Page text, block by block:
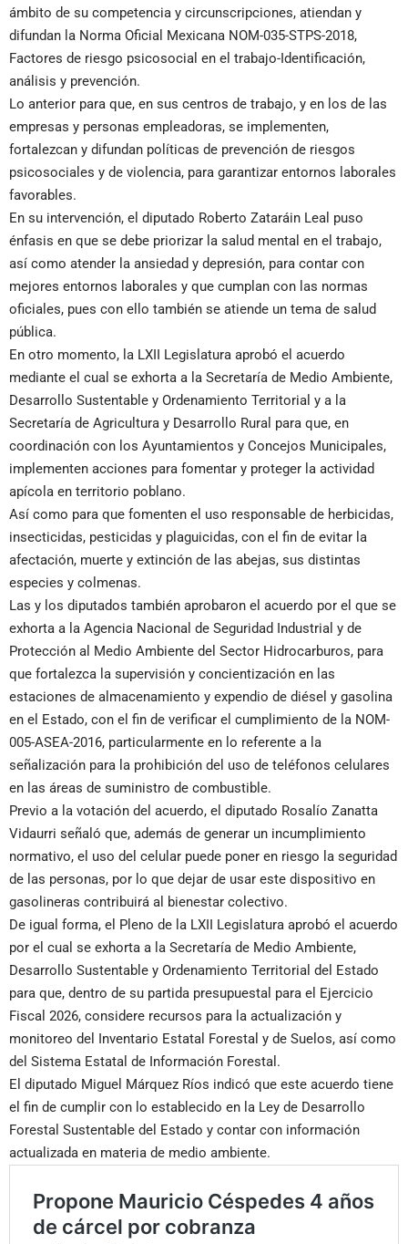
ámbito de su competencia y circunscripciones, atiendan y
difundan la Norma Oficial Mexicana NOM-035-STPS-2018,
Factores de riesgo psicosocial en el trabajo-Identificación,
análisis y prevención.
Lo anterior para que, en sus centros de trabajo, y en los de las
empresas y personas empleadoras, se implementen,
fortalezcan y difundan políticas de prevención de riesgos
psicosociales y de violencia, para garantizar entornos laborales
favorables.
En su intervención, el diputado Roberto Zataráin Leal puso
énfasis en que se debe priorizar la salud mental en el trabajo,
así como atender la ansiedad y depresión, para contar con
mejores entornos laborales y que cumplan con las normas
oficiales, pues con ello también se atiende un tema de salud
pública.
En otro momento, la LXII Legislatura aprobó el acuerdo
mediante el cual se exhorta a la Secretaría de Medio Ambiente,
Desarrollo Sustentable y Ordenamiento Territorial y a la
Secretaría de Agricultura y Desarrollo Rural para que, en
coordinación con los Ayuntamientos y Concejos Municipales,
implementen acciones para fomentar y proteger la actividad
apícola en territorio poblano.
Así como para que fomenten el uso responsable de herbicidas,
insecticidas, pesticidas y plaguicidas, con el fin de evitar la
afectación, muerte y extinción de las abejas, sus distintas
especies y colmenas.
Las y los diputados también aprobaron el acuerdo por el que se
exhorta a la Agencia Nacional de Seguridad Industrial y de
Protección al Medio Ambiente del Sector Hidrocarburos, para
que fortalezca la supervisión y concientización en las
estaciones de almacenamiento y expendio de diésel y gasolina
en el Estado, con el fin de verificar el cumplimiento de la NOM-
005-ASEA-2016, particularmente en lo referente a la
señalización para la prohibición del uso de teléfonos celulares
en las áreas de suministro de combustible.
Previo a la votación del acuerdo, el diputado Rosalío Zanatta
Vidaurri señaló que, además de generar un incumplimiento
normativo, el uso del celular puede poner en riesgo la seguridad
de las personas, por lo que dejar de usar este dispositivo en
gasolineras contribuirá al bienestar colectivo.
De igual forma, el Pleno de la LXII Legislatura aprobó el acuerdo
por el cual se exhorta a la Secretaría de Medio Ambiente,
Desarrollo Sustentable y Ordenamiento Territorial del Estado
para que, dentro de su partida presupuestal para el Ejercicio
Fiscal 2026, considere recursos para la actualización y
monitoreo del Inventario Estatal Forestal y de Suelos, así como
del Sistema Estatal de Información Forestal.
El diputado Miguel Márquez Ríos indicó que este acuerdo tiene
el fin de cumplir con lo establecido en la Ley de Desarrollo
Forestal Sustentable del Estado y contar con información
actualizada en materia de medio ambiente.